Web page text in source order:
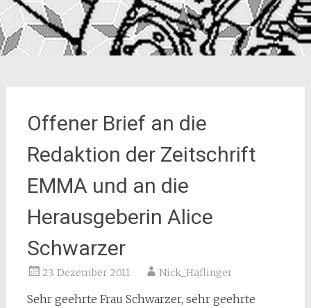
Offener Brief an die
Redaktion der Zeitschrift
EMMA und an die
Herausgeberin Alice
Schwarzer
23. Dezember 2011 Nick_Haflinger
Sehr geehrte Frau Schwarzer, sehr geehrte